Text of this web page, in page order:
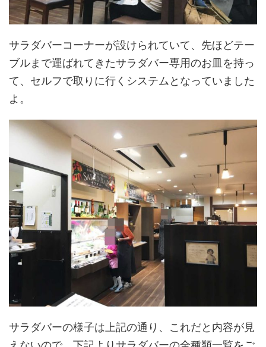
サラダバーコーナーが設けられていて、先ほどテー
ブルまで運ばれてきたサラダバー専用のお皿を持っ
て、セルフで取りに行くシステムとなっていました
よ。
サラダバーの様子は上記の通り、これだと内容が見